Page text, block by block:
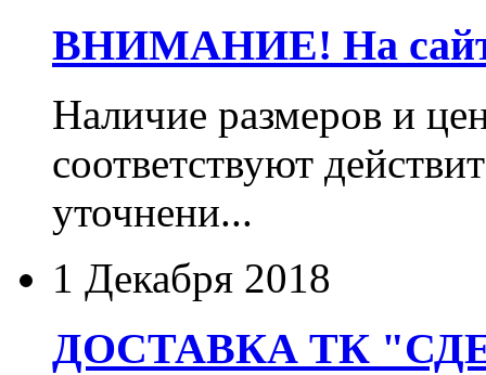
ВНИМАНИЕ! На сайте
Наличие размеров и
соответствуют
уточнени...
1 Декабря 2018
ДОСТАВКА ТК